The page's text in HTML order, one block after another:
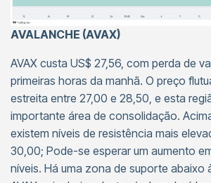
AVALANCHE (AVAX)
AVAX custa US$ 27,56, com perda de
primeiras horas da manhã. O preço
estreita entre 27,00 e 28,50, e esta
importante área de consolidação.
existem níveis de resistência mais
30,00; Pode-se esperar um aumento
níveis. Há uma zona de suporte abaixo